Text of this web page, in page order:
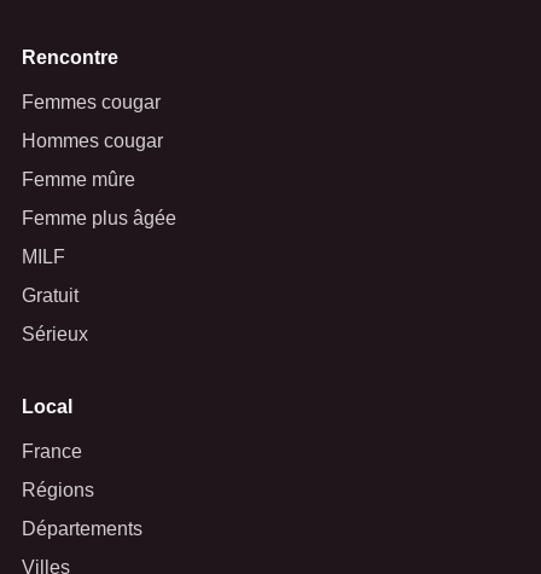
Rencontre
Femmes cougar
Hommes cougar
Femme mûre
Femme plus âgée
MILF
Gratuit
Sérieux
Local
France
Régions
Départements
Villes